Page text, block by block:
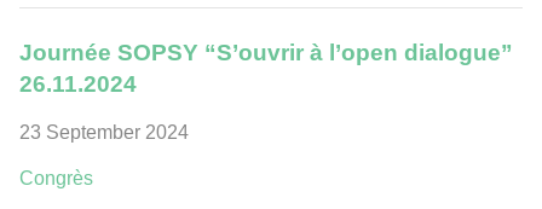
Journée SOPSY “S’ouvrir à l’open dialogue”
26.11.2024
23 September 2024
Congrès